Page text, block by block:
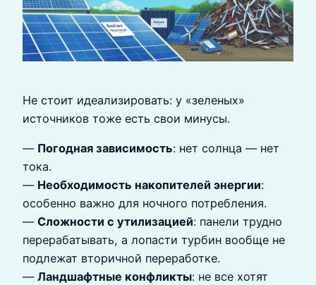
Не стоит идеализировать: у «зеленых»
источников тоже есть свои минусы.
— Погодная зависимость: нет солнца — нет
тока.
— Необходимость накопителей энергии:
особенно важно для ночного потребления.
— Сложности с утилизацией: панели трудно
перерабатывать, а лопасти турбин вообще не
подлежат вторичной переработке.
— Ландшафтные конфликты: не все хотят